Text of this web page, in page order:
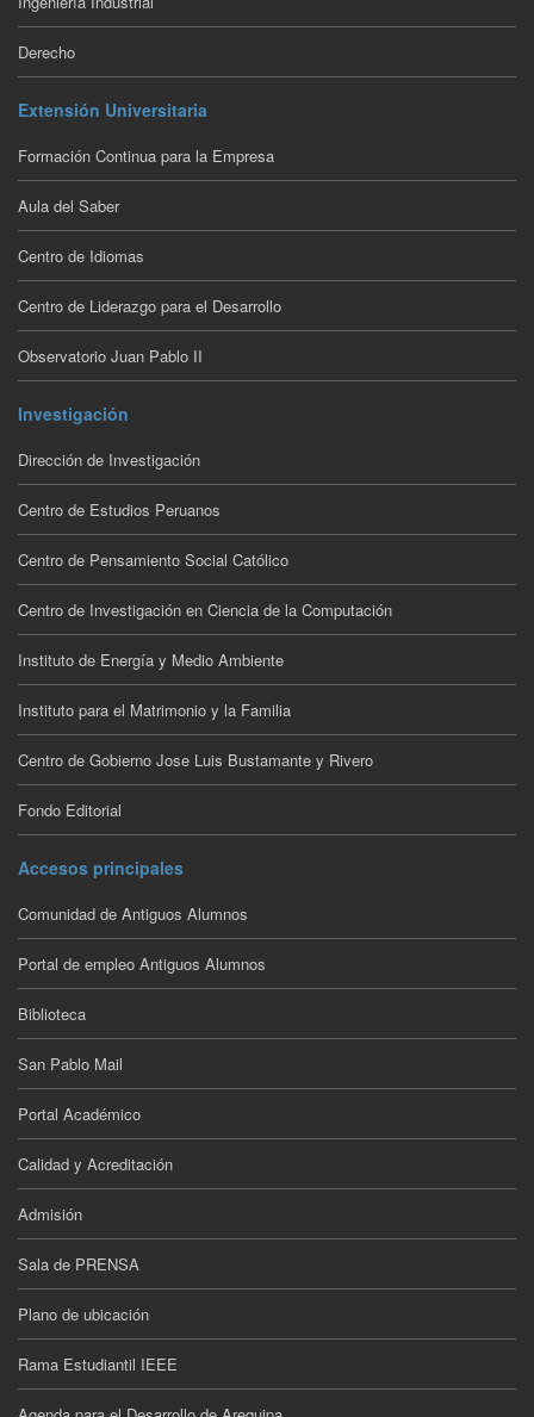
Derecho
Extensión Universitaria
Formación Continua para la Empresa
Aula del Saber
Centro de Idiomas
Centro de Liderazgo para el Desarrollo
Observatorio Juan Pablo II
Investigación
Dirección de Investigación
Centro de Estudios Peruanos
Centro de Pensamiento Social Católico
Centro de Investigación en Ciencia de la Computación
Instituto de Energía y Medio Ambiente
Instituto para el Matrimonio y la Familia
Centro de Gobierno Jose Luis Bustamante y Rivero
Fondo Editorial
Accesos principales
Comunidad de Antiguos Alumnos
Portal de empleo Antiguos Alumnos
Biblioteca
San Pablo Mail
Portal Académico
Calidad y Acreditación
Admisión
Sala de PRENSA
Plano de ubicación
Rama Estudiantil IEEE